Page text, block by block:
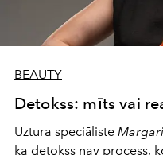
BEAUTY
Detokss: mīts vai
Uztura speciāliste
ka detokss nav process,